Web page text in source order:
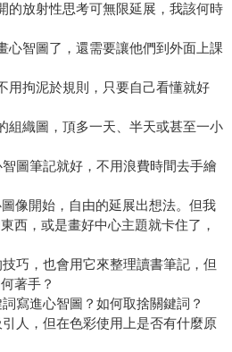
的放射性思考可無限延展，我該何時
心智圖了，還需要讓他們到外面上課
用拘泥於規則，只要自己看懂就好
組織圖，頂多一天、半天或甚至一小
圖筆記就好，不用浪費時間去手繪
像開始，自由的延展出想法。但我
西，或是畫好中心主題就卡住了，
巧，也會用它來整理讀書筆記，但
著手？
寫進心智圖？如何取捨關鍵詞？
人，但在色彩使用上是否有什麼原